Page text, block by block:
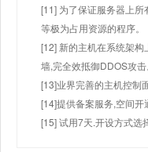
[11] 为了保证服务器上
等极为占用资源的程序。
[12] 新的主机在系统架
墙,完全效抵御DDOS攻击
[13]业界完善的主机控制
[14]提供备案服务,空间开
[15] 试用7天.开设方式选